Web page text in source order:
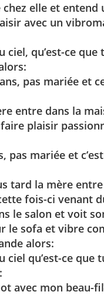
elle et
avec un
ciel, qu’est-ce que
pas mariée et
entre dans la
plaisir
pas mariée et
tard la mère
fois-ci venant
le salon et voit
le sofa et vibre
alors:
ciel qu’est-ce que
avec mon beau-